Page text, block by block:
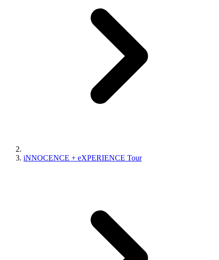
iNNOCENCE + eXPERIENCE Tour